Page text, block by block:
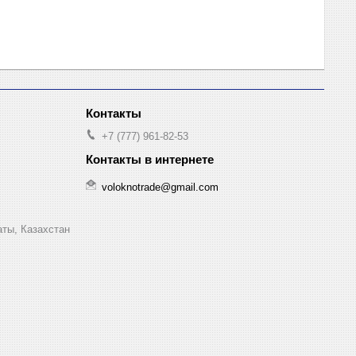
Казахстан
+7 (777) 961-82-53
voloknotrade@gmail.com